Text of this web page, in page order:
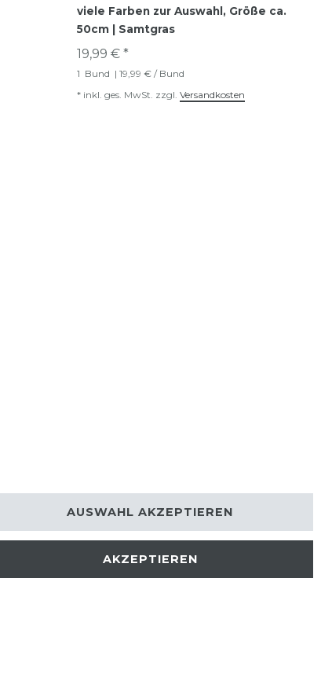
viele Farben zur Auswahl, Größe ca.
50cm | Samtgras
19,99 € *
1 Bund | 19,99 € / Bund
* inkl. ges. MwSt. zzgl. Versandkosten
AKZEPTIEREN
AUSWAHL AKZEPTIEREN